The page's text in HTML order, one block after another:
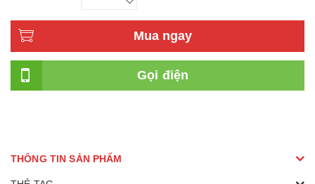
Mua ngay
Gọi điện
THÔNG TIN SẢN PHẨM